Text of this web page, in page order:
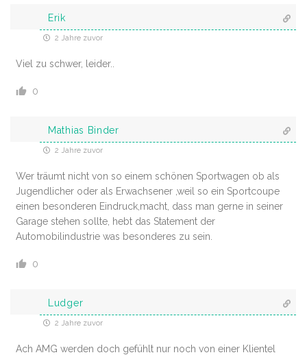
Erik
2 Jahre zuvor
Viel zu schwer, leider..
0
Mathias Binder
2 Jahre zuvor
Wer träumt nicht von so einem schönen Sportwagen ob als
Jugendlicher oder als Erwachsener ,weil so ein Sportcoupe
einen besonderen Eindruck,macht, dass man gerne in seiner
Garage stehen sollte, hebt das Statement der
Automobilindustrie was besonderes zu sein.
0
Ludger
2 Jahre zuvor
Ach AMG werden doch gefühlt nur noch von einer Klientel